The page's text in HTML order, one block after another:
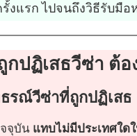
งแรก ไปจนถึงวิธีรับมื
กปฏิเสธวีซ่า ต้อ
รณ์วีซ่าที่ถูกปฏิเสธ
จุบัน แทบไม่มีประเทศใด